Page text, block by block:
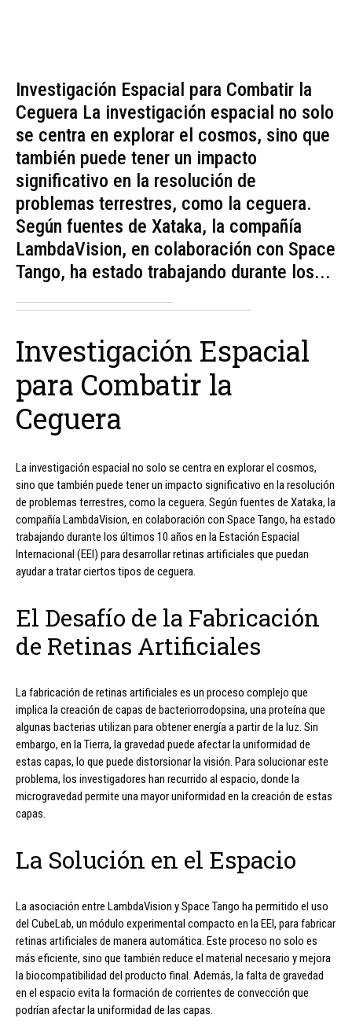
Investigación Espacial para Combatir la
Ceguera La investigación espacial no solo
se centra en explorar el cosmos, sino que
también puede tener un impacto
significativo en la resolución de
problemas terrestres, como la ceguera.
Según fuentes de Xataka, la compañía
LambdaVision, en colaboración con Space
Tango, ha estado trabajando durante los...
Investigación Espacial
para Combatir la
Ceguera
La investigación espacial no solo se centra en explorar el cosmos,
sino que también puede tener un impacto significativo en la resolución
de problemas terrestres, como la ceguera. Según fuentes de Xataka, la
compañía LambdaVision, en colaboración con Space Tango, ha estado
trabajando durante los últimos 10 años en la Estación Espacial
Internacional (EEI) para desarrollar retinas artificiales que puedan
ayudar a tratar ciertos tipos de ceguera.
El Desafío de la Fabricación
de Retinas Artificiales
La fabricación de retinas artificiales es un proceso complejo que
implica la creación de capas de bacteriorrodopsina, una proteína que
algunas bacterias utilizan para obtener energía a partir de la luz. Sin
embargo, en la Tierra, la gravedad puede afectar la uniformidad de
estas capas, lo que puede distorsionar la visión. Para solucionar este
problema, los investigadores han recurrido al espacio, donde la
microgravedad permite una mayor uniformidad en la creación de estas
capas.
La Solución en el Espacio
La asociación entre LambdaVision y Space Tango ha permitido el uso
del CubeLab, un módulo experimental compacto en la EEI, para fabricar
retinas artificiales de manera automática. Este proceso no solo es
más eficiente, sino que también reduce el material necesario y mejora
la biocompatibilidad del producto final. Además, la falta de gravedad
en el espacio evita la formación de corrientes de convección que
podrían afectar la uniformidad de las capas.